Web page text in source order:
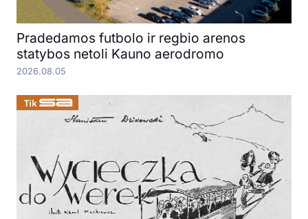
Pradedamos futbolo ir regbio arenos
statybos netoli Kauno aerodromo
2026.08.05